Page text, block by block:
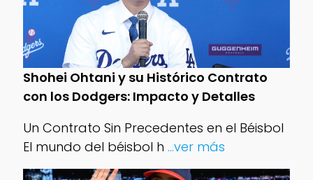
Shohei Ohtani y su Histórico Contrato
con los Dodgers: Impacto y Detalles
Un Contrato Sin Precedentes en el Béisbol
El mundo del béisbol h ...ver más